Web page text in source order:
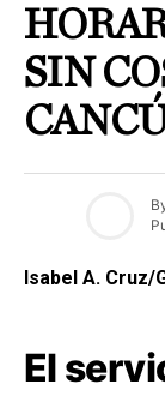
SIN
Isabel A. Cruz/
El